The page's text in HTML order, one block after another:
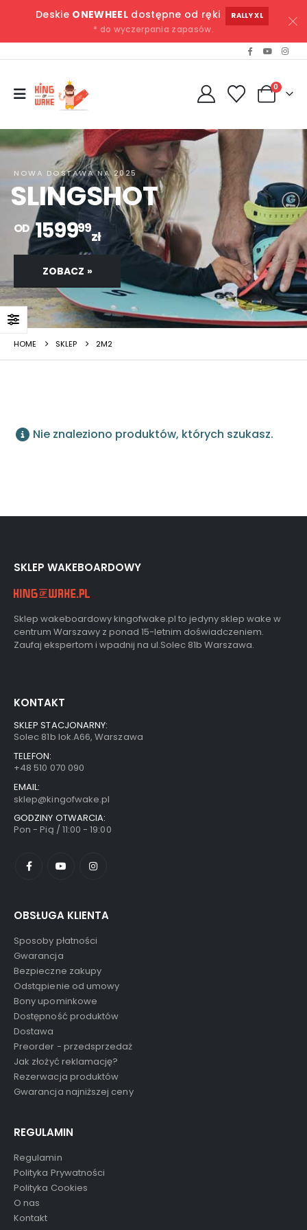
Deskie ONEWHEELdostępne od ręki RALLY XL
* do wyczerpania zapasów.
0
NOWA DOSTAWA NA 2025
SLINGSHOT
OD 159999
zł
ZOBACZ »
HOME SKLEP 2M2
Nie znaleziono produktów, których szukasz.
SKLEP WAKEBOARDOWY
Sklep wakeboardowy kingofwake.pl to jedyny sklep wake w
centrum Warszawy z ponad 15-letnim doświadczeniem.
Zaufaj ekspertom i wpadnij na ul.Solec 81b Warszawa.
KONTAKT
SKLEP STACJONARNY:
Solec 81b lok.A66, Warszawa
TELEFON:
+48 510 070 090
EMAIL:
sklep@kingofwake.pl
GODZINY OTWARCIA:
Pon - Pią / 11:00 - 19:00
OBSŁUGA KLIENTA
Sposoby płatności
Gwarancja
Bezpieczne zakupy
Odstąpienie od umowy
Bony upominkowe
Dostępność produktów
Dostawa
Preorder - przedsprzedaż
Jak złożyć reklamację?
Rezerwacja produktów
Gwarancja najniższej ceny
REGULAMIN
Regulamin
Polityka Prywatności
Polityka Cookies
O nas
Kontakt